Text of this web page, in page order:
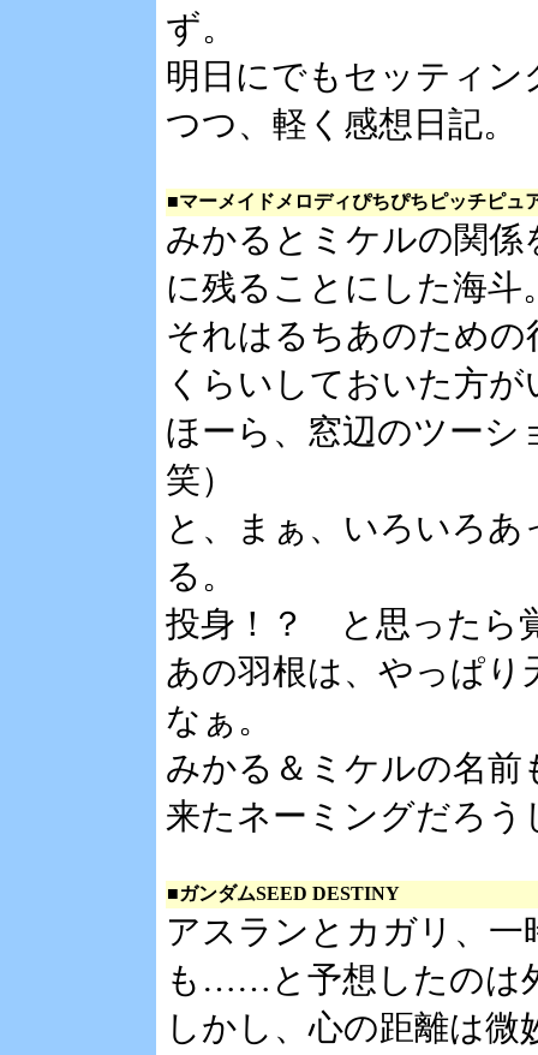
ず。
明日にでもセッティ
つつ、軽く感想日記。
■マーメイドメロディぴちぴちピッチピュ
みかるとミケルの関
に残ることにした海斗
それはるちあのため
くらいしておいた方
ほーら、窓辺のツーシ
笑）
と、まぁ、いろいろ
る。
投身！？ と思ったら
あの羽根は、やっぱ
なぁ。
みかる＆ミケルの名前
来たネーミングだろう
■ガンダムSEED DESTINY
アスランとカガリ、
も……と予想したのは
しかし、心の距離は